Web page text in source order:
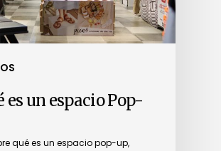
es un espacio Pop-
qué es un espacio pop-up,